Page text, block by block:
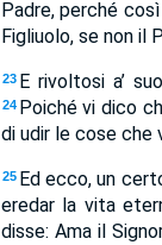
Padre, perché
Figliuolo, se non il
23 E rivoltosi a’
24 Poiché vi dico
di udir le cose che
25 Ed ecco, un
eredar la vita
disse: Ama il